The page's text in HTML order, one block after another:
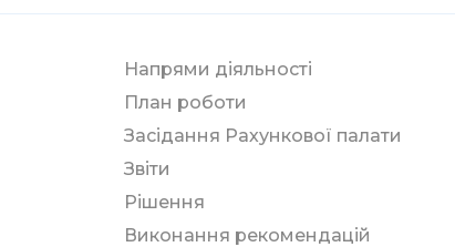
Напрями діяльності
План роботи
Засідання Рахункової палати
Звіти
Рішення
Виконання рекомендацій